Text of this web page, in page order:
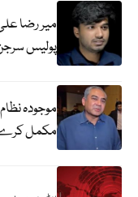
میر رضا
پولیس
موجودہ
مکمل کرے